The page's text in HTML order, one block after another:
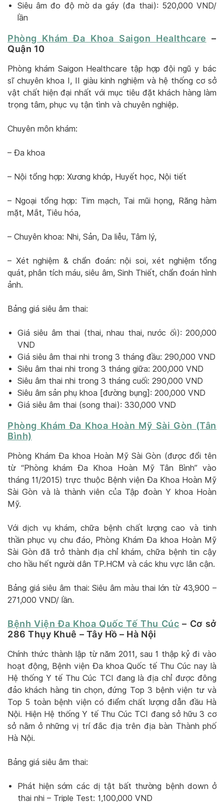
Siêu âm đo độ mờ da gáy (đa thai): 520,000 VND/
lần
Phòng Khám Đa Khoa Saigon Healthcare –
Quận 10
Phòng khám Saigon Healthcare tập hợp đội ngũ y bác
sĩ chuyên khoa I, II giàu kinh nghiệm và hệ thống cơ sở
vật chất hiện đại nhất với mục tiêu đặt khách hàng làm
trọng tâm, phục vụ tận tình và chuyên nghiệp.
Chuyên môn khám:
– Đa khoa
– Nội tổng hợp: Xương khớp, Huyết học, Nội tiết
– Ngoại tổng hợp: Tim mạch, Tai mũi họng, Răng hàm
mặt, Mắt, Tiêu hóa,
– Chuyên khoa: Nhi, Sản, Da liễu, Tâm lý,
– Xét nghiệm & chẩn đoán: nội soi, xét nghiệm tổng
quát, phân tích máu, siêu âm, Sinh Thiết, chẩn đoán hình
ảnh.
Bảng giá siêu âm thai:
Giá siêu âm thai (thai, nhau thai, nước ối): 200,000
VND
Giá siêu âm thai nhi trong 3 tháng đầu: 290,000 VND
Siêu âm thai nhi trong 3 tháng giữa: 200,000 VND
Siêu âm thai nhi trong 3 tháng cuối: 290,000 VND
Siêu âm sản phụ khoa [đường bụng]: 200,000 VND
Giá siêu âm thai (song thai): 330,000 VND
Phòng Khám Đa Khoa Hoàn Mỹ Sài Gòn (Tân
Bình)
Phòng Khám Đa khoa Hoàn Mỹ Sài Gòn (được đổi tên
từ “Phòng khám Đa Khoa Hoàn Mỹ Tân Bình” vào
tháng 11/2015) trực thuộc Bệnh viện Đa Khoa Hoàn Mỹ
Sài Gòn và là thành viên của Tập đoàn Y khoa Hoàn
Mỹ.
Với dịch vụ khám, chữa bệnh chất lượng cao và tinh
thần phục vụ chu đáo, Phòng Khám Đa khoa Hoàn Mỹ
Sài Gòn đã trở thành địa chỉ khám, chữa bệnh tin cậy
cho hầu hết người dân TP.HCM và các khu vực lân cận.
Bảng giá siêu âm thai: Siêu âm màu thai lớn từ 43,900 –
271,000 VND/ lần.
Bệnh Viện Đa Khoa Quốc Tế Thu Cúc – Cơ sở
286 Thụy Khuê – Tây Hồ – Hà Nội
Chính thức thành lập từ năm 2011, sau 1 thập kỷ đi vào
hoạt động, Bệnh viện Đa khoa Quốc tế Thu Cúc nay là
Hệ thống Y tế Thu Cúc TCI đang là địa chỉ được đông
đảo khách hàng tin chọn, đứng Top 3 bệnh viện tư và
Top 5 toàn bệnh viện có điểm chất lượng dẫn đầu Hà
Nội. Hiện Hệ thống Y tế Thu Cúc TCI đang sở hữu 3 cơ
sở nằm ở những vị trí đắc địa trên địa bàn Thành phố
Hà Nội.
Bảng giá siêu âm thai:
Phát hiện sớm các dị tật bất thường bệnh down ở
thai nhi – Triple Test: 1,100,000 VND